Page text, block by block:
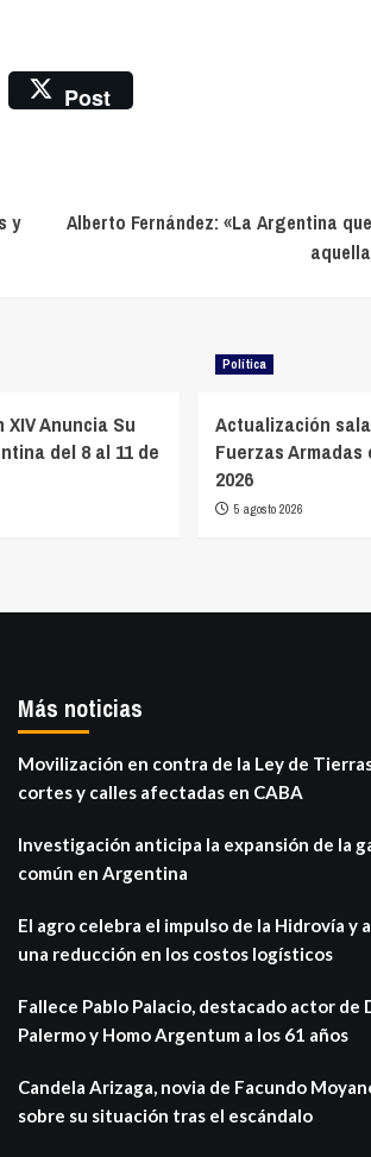
Post
y
Alberto Fernández: «La Argentina
XIV Anuncia Su
del 8 al 11 de
Política
Actualización
Fuerzas
2026
5 agosto 2026
Más noticias
Movilización en contra de la Ley de
cortes y calles afectadas en CABA
Investigación anticipa la expansión de la
común en Argentina
El agro celebra el impulso de la Hidrovía y
una reducción en los costos logísticos
Fallece Pablo Palacio, destacado actor de
Palermo y Homo Argentum a los 61 años
Candela Arizaga, novia de Facundo
sobre su situación tras el escándalo